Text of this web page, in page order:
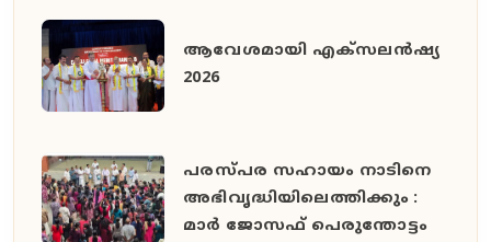
ആവേശമായി എക്സലൻഷ്യ
2026
പരസ്പര സഹായം നാടിനെ
അഭിവൃദ്ധിയിലെത്തിക്കും :
മാർ ജോസഫ് പെരുന്തോട്ടം